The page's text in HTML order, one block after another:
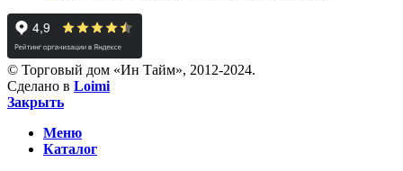
© Торговый дом «Ин Тайм», 2012-2024.
Сделано в Loimi
Закрыть
Меню
Каталог